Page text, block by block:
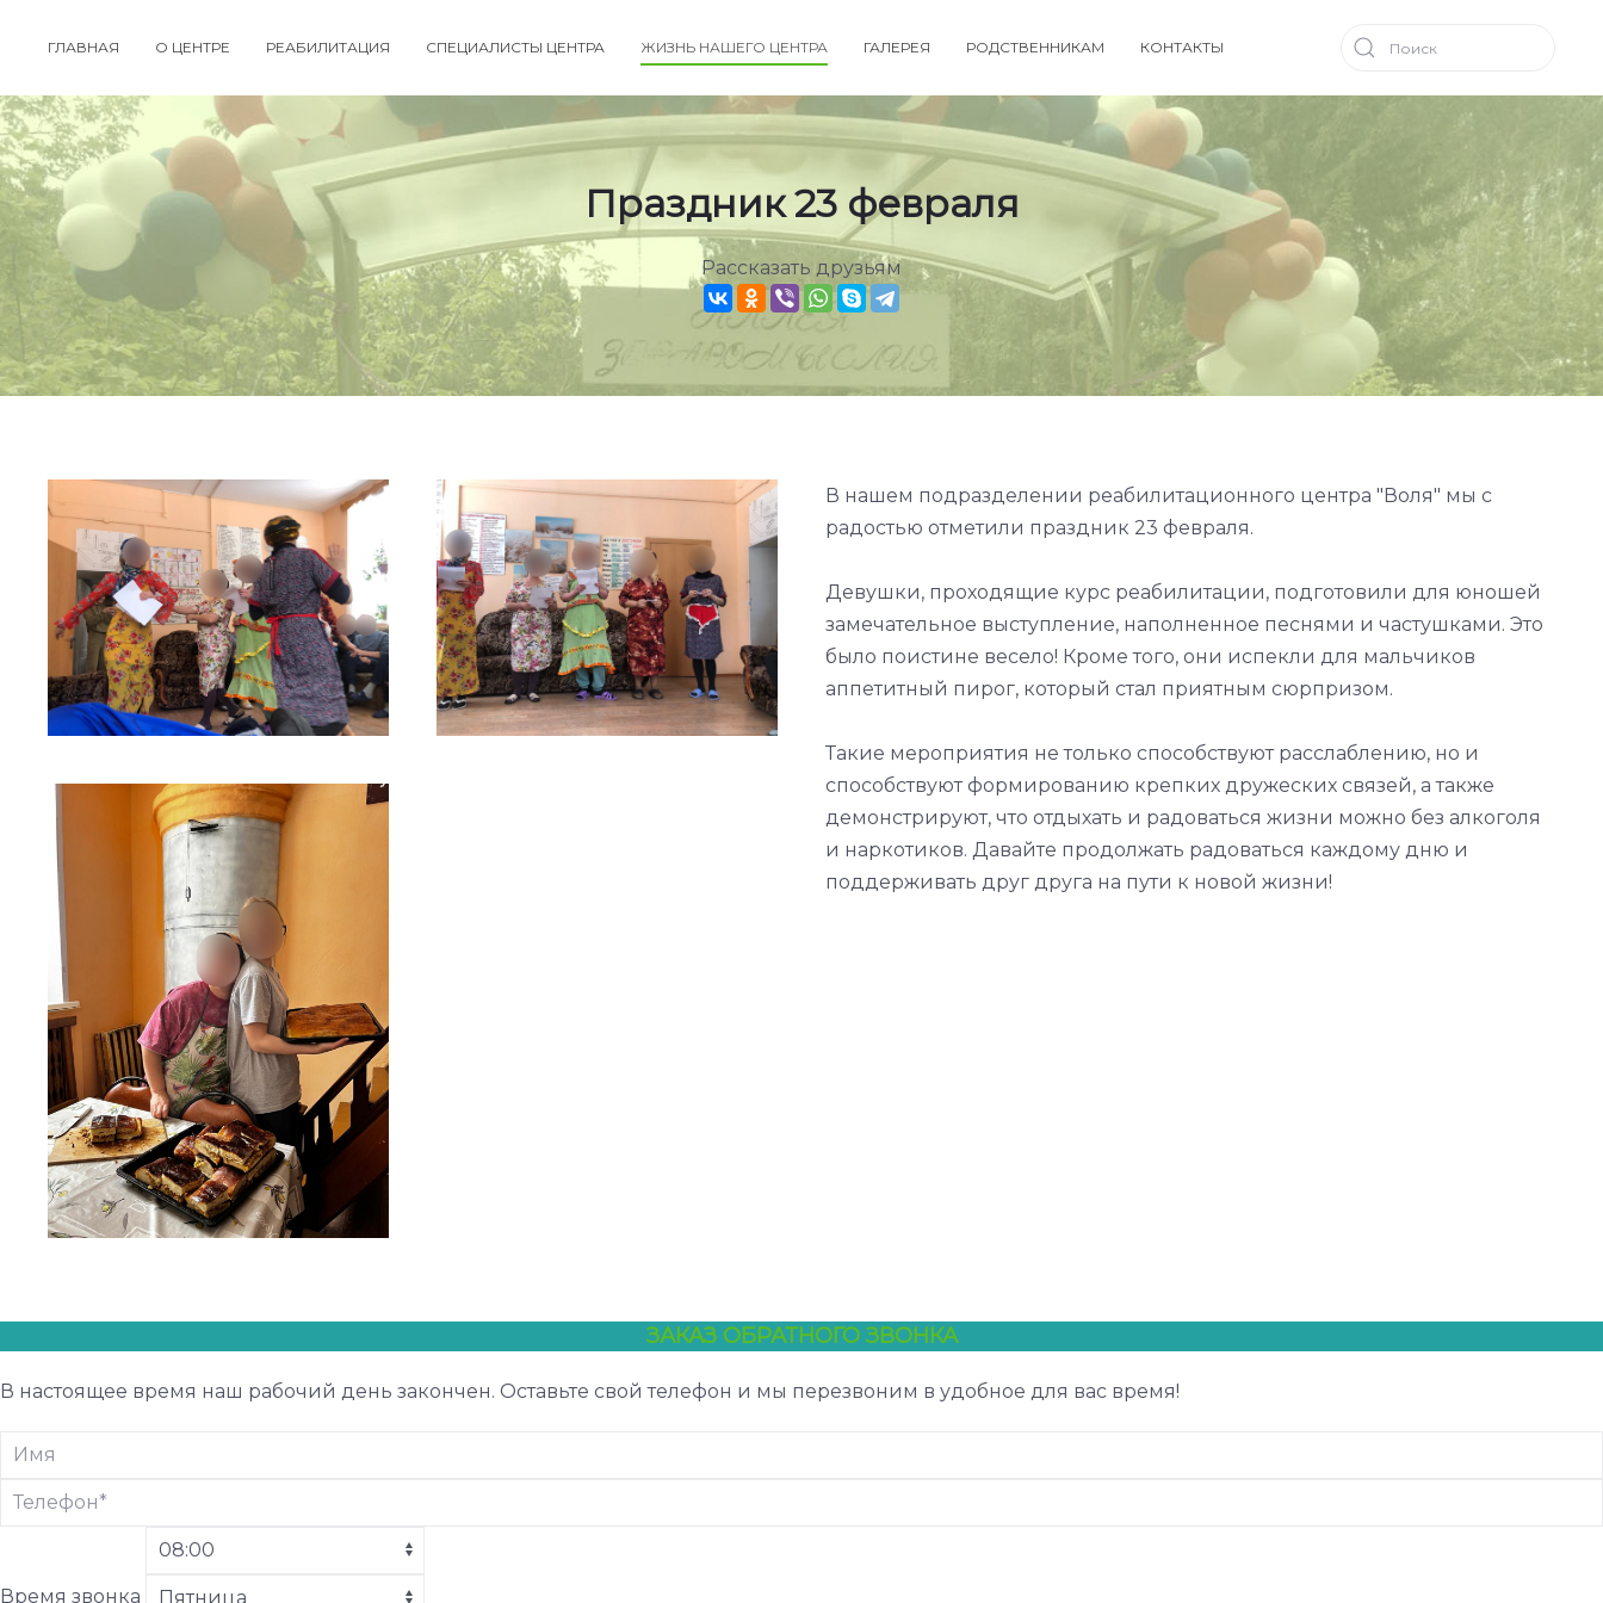
ГЛАВНАЯ О ЦЕНТРЕ РЕАБИЛИТАЦИЯ СПЕЦИАЛИСТЫ ЦЕНТРА ЖИЗНЬ НАШЕГО ЦЕНТРА ГАЛЕРЕЯ РОДСТВЕННИКАМ КОНТАКТЫ
Праздник 23 февраля
Рассказать друзьям
В нашем подразделении реабилитационного центра "Воля" мы с
радостью отметили праздник 23 февраля.
Девушки, проходящие курс реабилитации, подготовили для юношей
замечательное выступление, наполненное песнями и частушками. Это
было поистине весело! Кроме того, они испекли для мальчиков
аппетитный пирог, который стал приятным сюрпризом.
Такие мероприятия не только способствуют расслаблению, но и
способствуют формированию крепких дружеских связей, а также
демонстрируют, что отдыхать и радоваться жизни можно без алкоголя
и наркотиков. Давайте продолжать радоваться каждому дню и
поддерживать друг друга на пути к новой жизни!
ЗАКАЗ ОБРАТНОГО ЗВОНКА
В настоящее время наш рабочий день закончен. Оставьте свой телефон и мы перезвоним в удобное для вас время!
Время звонка